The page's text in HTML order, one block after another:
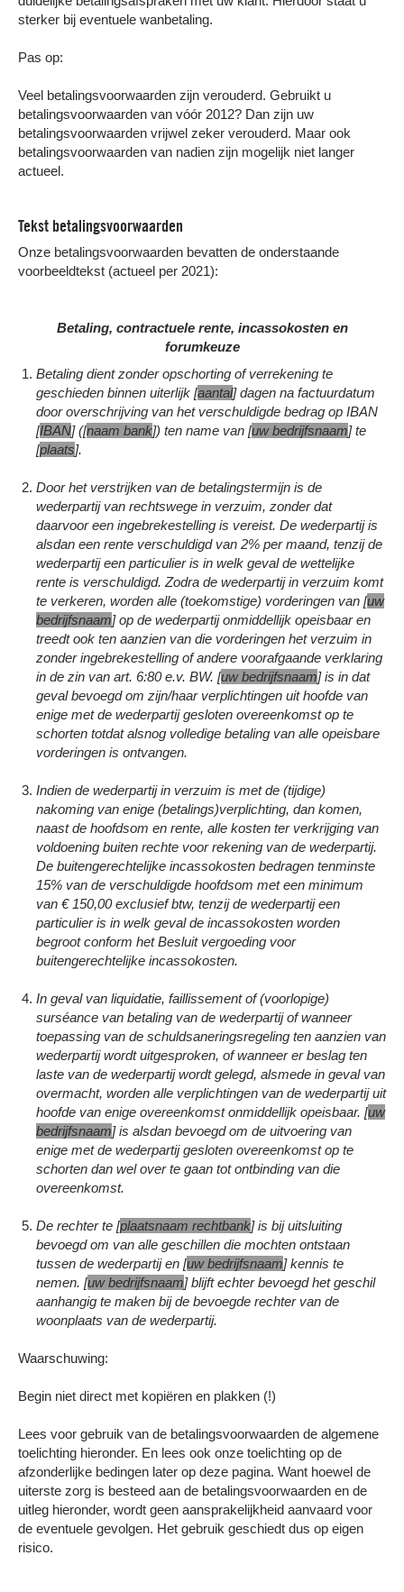
sterker bij eventuele wanbetaling.
Pas op:
Veel betalingsvoorwaarden zijn verouderd. Gebruikt u
betalingsvoorwaarden van vóór 2012? Dan zijn uw
betalingsvoorwaarden vrijwel zeker verouderd. Maar ook
betalingsvoorwaarden van nadien zijn mogelijk niet langer
actueel.
Tekst betalingsvoorwaarden
Onze betalingsvoorwaarden bevatten de onderstaande
voorbeeldtekst (actueel per 2021):
Betaling, contractuele rente, incassokosten en
forumkeuze
Betaling dient zonder opschorting of verrekening te
geschieden binnen uiterlijk [aantal] dagen na factuurdatum
door overschrijving van het verschuldigde bedrag op IBAN
[IBAN] ([naam bank]) ten name van [uw bedrijfsnaam] te
[plaats].
Door het verstrijken van de betalingstermijn is de
wederpartij van rechtswege in verzuim, zonder dat
daarvoor een ingebrekestelling is vereist. De wederpartij is
alsdan een rente verschuldigd van 2% per maand, tenzij de
wederpartij een particulier is in welk geval de wettelijke
rente is verschuldigd. Zodra de wederpartij in verzuim komt
te verkeren, worden alle (toekomstige) vorderingen van [uw
bedrijfsnaam] op de wederpartij onmiddellijk opeisbaar en
treedt ook ten aanzien van die vorderingen het verzuim in
zonder ingebrekestelling of andere voorafgaande verklaring
in de zin van art. 6:80 e.v. BW. [uw bedrijfsnaam] is in dat
geval bevoegd om zijn/haar verplichtingen uit hoofde van
enige met de wederpartij gesloten overeenkomst op te
schorten totdat alsnog volledige betaling van alle opeisbare
vorderingen is ontvangen.
Indien de wederpartij in verzuim is met de (tijdige)
nakoming van enige (betalings)verplichting, dan komen,
naast de hoofdsom en rente, alle kosten ter verkrijging van
voldoening buiten rechte voor rekening van de wederpartij.
De buitengerechtelijke incassokosten bedragen tenminste
15% van de verschuldigde hoofdsom met een minimum
van € 150,00 exclusief btw, tenzij de wederpartij een
particulier is in welk geval de incassokosten worden
begroot conform het Besluit vergoeding voor
buitengerechtelijke incassokosten.
In geval van liquidatie, faillissement of (voorlopige)
surséance van betaling van de wederpartij of wanneer
toepassing van de schuldsaneringsregeling ten aanzien van
wederpartij wordt uitgesproken, of wanneer er beslag ten
laste van de wederpartij wordt gelegd, alsmede in geval van
overmacht, worden alle verplichtingen van de wederpartij uit
hoofde van enige overeenkomst onmiddellijk opeisbaar. [uw
bedrijfsnaam] is alsdan bevoegd om de uitvoering van
enige met de wederpartij gesloten overeenkomst op te
schorten dan wel over te gaan tot ontbinding van die
overeenkomst.
De rechter te [plaatsnaam rechtbank] is bij uitsluiting
bevoegd om van alle geschillen die mochten ontstaan
tussen de wederpartij en [uw bedrijfsnaam] kennis te
nemen. [uw bedrijfsnaam] blijft echter bevoegd het geschil
aanhangig te maken bij de bevoegde rechter van de
woonplaats van de wederpartij.
Waarschuwing:
Begin niet direct met kopiëren en plakken (!)
Lees voor gebruik van de betalingsvoorwaarden de algemene
toelichting hieronder. En lees ook onze toelichting op de
afzonderlijke bedingen later op deze pagina. Want hoewel de
uiterste zorg is besteed aan de betalingsvoorwaarden en de
uitleg hieronder, wordt geen aansprakelijkheid aanvaard voor
de eventuele gevolgen. Het gebruik geschiedt dus op eigen
risico.
Vrijblijvend advies
incasso-aanpak
BEL ONS VOOR GRATIS INCASSO ADVIES
Nee, bedankt. Ik vind het prima als mijn
klanten mijn facturen niet betalen.